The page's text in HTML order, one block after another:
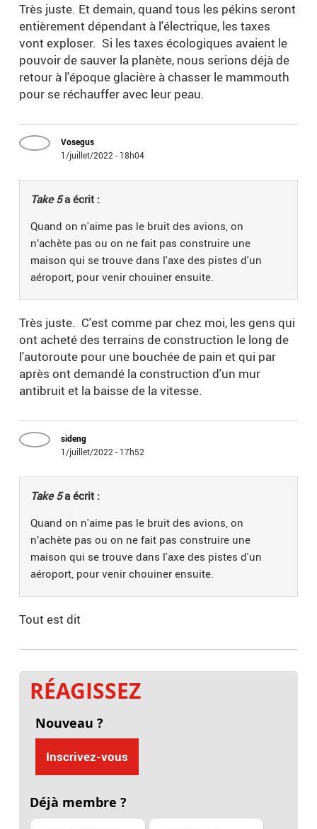
Très juste. Et demain, quand tous les pékins seront
entièrement dépendant à l'électrique, les taxes
vont exploser. Si les taxes écologiques avaient le
pouvoir de sauver la planète, nous serions déjà de
retour à l'époque glacière à chasser le mammouth
pour se réchauffer avec leur peau.
Vosegus
1/juillet/2022 - 18h04
Take 5a écrit :
Quand on n'aime pas le bruit des avions, on
n’achète pas ou on ne fait pas construire une
maison qui se trouve dans l'axe des pistes d'un
aéroport, pour venir chouiner ensuite.
Très juste. C'est comme par chez moi, les gens qui
ont acheté des terrains de construction le long de
l'autoroute pour une bouchée de pain et qui par
après ont demandé la construction d'un mur
antibruit et la baisse de la vitesse.
sideng
1/juillet/2022 - 17h52
Take 5a écrit :
Quand on n'aime pas le bruit des avions, on
n’achète pas ou on ne fait pas construire une
maison qui se trouve dans l'axe des pistes d'un
aéroport, pour venir chouiner ensuite.
Tout est dit
RÉAGISSEZ
Nouveau ?
Inscrivez-vous
Déjà membre ?